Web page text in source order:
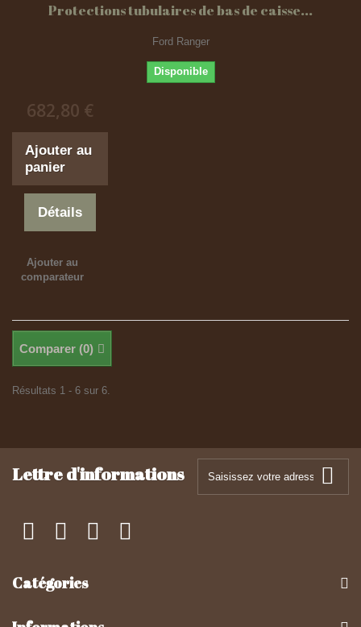
Protections tubulaires de bas de caisse...
Ford Ranger
Disponible
682,80 €
Ajouter au
panier
Détails
Ajouter au
comparateur
Comparer (0)
Résultats 1 - 6 sur 6.
Lettre d'informations
Catégories